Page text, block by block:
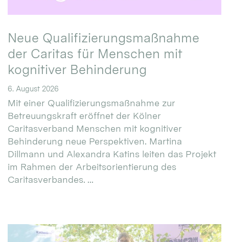
Neue Qualifizierungsmaßnahme
der Caritas für Menschen mit
kognitiver Behinderung
6. August 2026
Mit einer Qualifizierungsmaßnahme zur
Betreuungskraft eröffnet der Kölner
Caritasverband Menschen mit kognitiver
Behinderung neue Perspektiven. Martina
Dillmann und Alexandra Katins leiten das Projekt
im Rahmen der Arbeitsorientierung des
Caritasverbandes. ...